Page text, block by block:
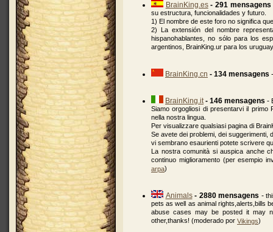
BrainKing.es - 291 mensagens
su estructura, funcionalidades y futuro.
1) El nombre de este foro no significa
2) La extensión del nombre
hispanohablantes, no sólo para los
argentinos, BrainKing.ur para los
BrainKing.cn - 134 mensagens
BrainKing.it - 146 mensagens -
Siamo orgogliosi di presentarvi il primo
nella nostra lingua.
Per visualizzare qualsiasi pagina di
Se avete dei problemi, dei
vi sembrano esaurienti potete scrivere
La nostra comunità si auspica anche
continuo miglioramento (per esempio
arpa)
Animals - 2880 mensagens -
pets as well as animal rights,alerts,bills
abuse cases may be posted it may
other,thanks! (moderado por Vikings)